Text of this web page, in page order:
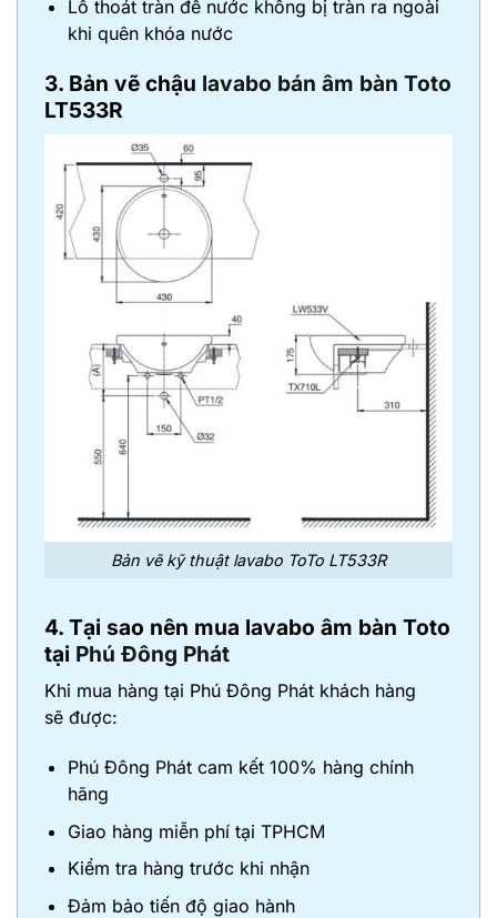
Lỗ thoát tràn để nước không bị tràn ra ngoài
khi quên khóa nước
3. Bản vẽ chậu lavabo bán âm bàn Toto
LT533R
Bản vẽ kỹ thuật lavabo ToTo LT533R
4. Tại sao nên mua lavabo âm bàn Toto
tại Phú Đông Phát
Khi mua hàng tại Phú Đông Phát khách hàng
sẽ được:
Phú Đông Phát cam kết 100% hàng chính
hãng
Giao hàng miễn phí tại TPHCM
Kiểm tra hàng trước khi nhận
Đảm bảo tiến độ giao hành